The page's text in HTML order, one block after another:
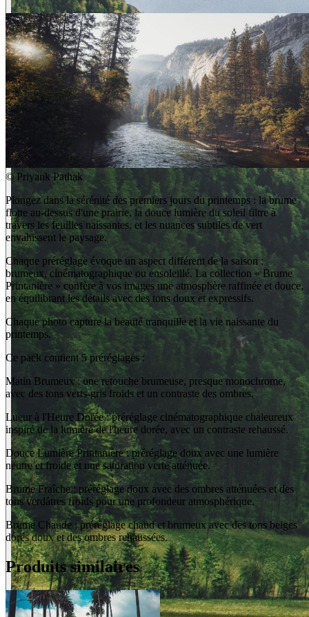
©Priyank Pathak
Plongez dans la sérénité des premiers jours du printemps : la brume
flotte au-dessus d'une prairie, la douce lumière du soleil filtre à
travers les feuilles naissantes, et les nuances subtiles de vert
envahissent le paysage.
Chaque préréglage évoque un aspect différent de la saison :
brumeux, cinématographique ou ensoleillé. La collection « Brume
Printanière » confère à vos images une atmosphère raffinée et douce,
en équilibrant les détails avec des tons doux et expressifs.
Chaque photo capture la beauté tranquille et la vie naissante du
printemps.
Ce pack contient 5 préréglages :
Matin Brumeux : une retouche brumeuse, presque monochrome,
avec des tons verts-gris froids et un contraste des ombres.
Lueur à l'Heure Dorée : préréglage cinématographique chaleureux
inspiré de la lumière de l'heure dorée, avec un contraste rehaussé.
Douce Lumière Printanière : préréglage doux avec une lumière
neutre et froide et une saturation verte atténuée.
Brume Fraîche : préréglage doux avec des ombres atténuées et des
tons verdâtres froids pour une profondeur atmosphérique.
Brume Chaude : préréglage chaud et brumeux avec des tons beiges
dorés doux et des ombres rehaussées.
Produits similaires